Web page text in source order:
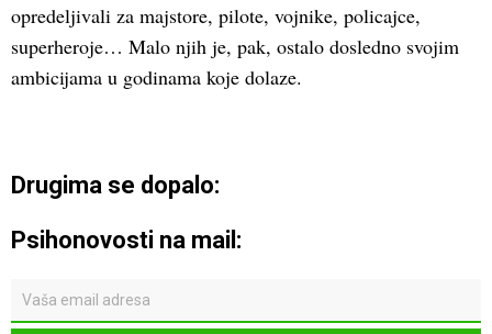
opredeljivali za majstore, pilote, vojnike, policajce,
superheroje… Malo njih je, pak, ostalo dosledno svojim
ambicijama u godinama koje dolaze.
Drugima se dopalo:
Psihonovosti na mail: